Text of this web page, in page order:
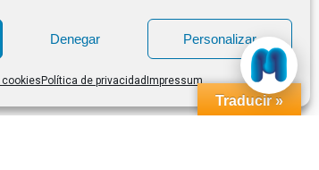
Denegar Personalizar
cookies Política de privacidad Impressum
Traducir »